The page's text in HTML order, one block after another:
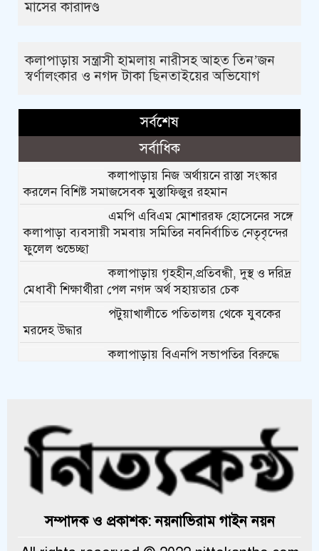
মাসের কারাদণ্ড
কলাপাড়ায় সন্ত্রাসী হামলায় নারীসহ আহত তিন’জন
স্বর্ণালংকার ও নগদ টাকা ছিনতাইয়ের অভিযোগ
সর্বশেষ
সর্বাধিক
কলাপাড়ায় নিজ অর্থায়নে রাস্তা সংস্কার
করলেন বিশিষ্ট সমাজসেবক মুস্তাফিজুর রহমান
এমপি এবিএম মোশাররফ হোসেনের সঙ্গে
কলাপাড়া ব্যবসায়ী সমবায় সমিতির নবনির্বাচিত নেতৃবৃন্দের
ফুলেল শুভেচ্ছা
কলাপাড়ায় গৃহহীন,প্রতিবন্ধী, দুস্থ ও দরিদ্র
মেধাবী শিক্ষার্থীরা পেল নগদ অর্থ সহায়তার চেক
পটুয়াখালীতে পতিতালয় থেকে যুবকের
মরদেহ উদ্ধার
কলাপাড়ায় বিএনপি সভাপতির বিরুদ্ধে
কলাপাড়ায় মুদি ব্যাবসায়ীর ওপর সন্ত্রাসী
হামলা, গুরুতর অবস্থায় বরিশালে রেফার
সংবাদ সম্মেলন
সম্পাদক ও প্রকাশক: নয়নাভিরাম গাইন নয়ন